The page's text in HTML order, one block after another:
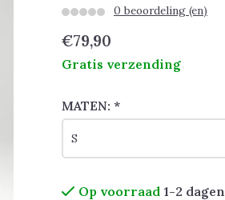
0 beoordeling (en)
€79,90
Gratis verzending
MATEN: *
Op voorraad 1-2 dagen